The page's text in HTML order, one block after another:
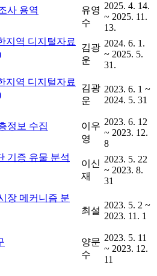
사 용역
유영
수
2025. 4. 14.
~ 2025. 11.
13.
지역 디지털자료
김광
운
2024. 6. 1.
~ 2025. 5.
31.
지역 디지털자료
김광
운
2023. 6. 1 ~
2024. 5. 31
정보 수집
이우
영
2023. 6. 12
~ 2023. 12.
8
기증 유물 분석
이신
재
2023. 5. 22
~ 2023. 8.
31
장 메커니즘 분
최설
2023. 5. 2 ~
2023. 11. 1
양문
수
2023. 5. 11
~ 2023. 12.
11